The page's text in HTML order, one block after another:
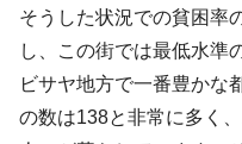
そうした状況での貧困率
し、この街では最低水準
ビサヤ地方で一番豊かな
の数は138と非常に多く